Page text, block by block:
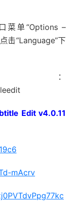
菜单“Options –
击“Language”下
：
Edit v4.0.11
mAcrv